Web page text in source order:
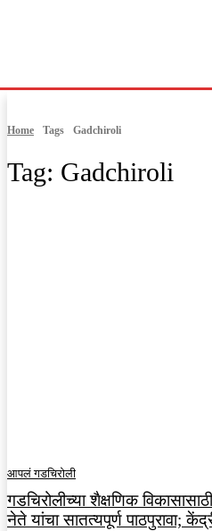
Home Tags Gadchiroli
Tag: Gadchiroli
आपलं गडचिरोली
गडचिरोलीच्या शैक्षणिक
नेते यांचा सातत्यपूर्ण पाठपुरावा;